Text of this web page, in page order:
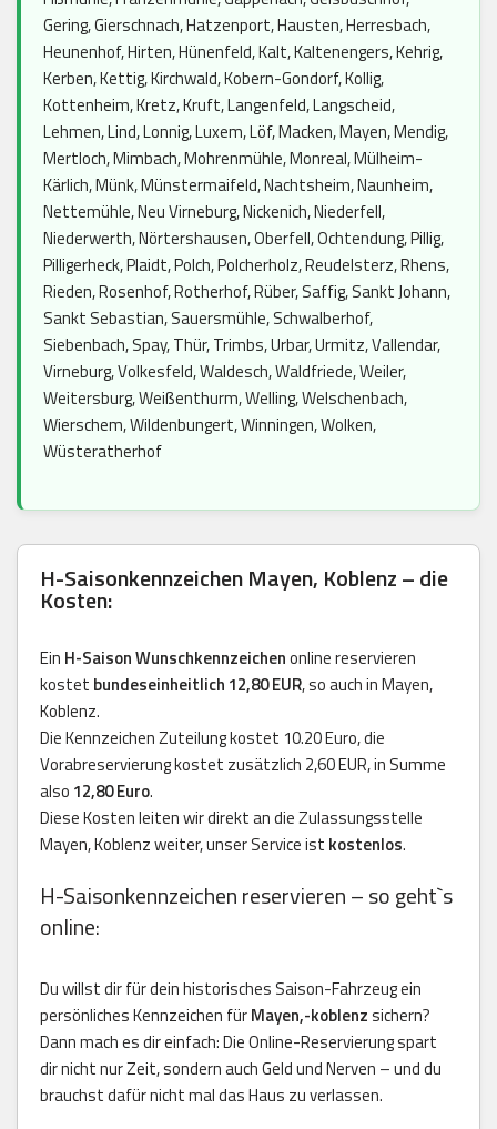
Gering, Gierschnach, Hatzenport, Hausten, Herresbach,
Heunenhof, Hirten, Hünenfeld, Kalt, Kaltenengers, Kehrig,
Kerben, Kettig, Kirchwald, Kobern-Gondorf, Kollig,
Kottenheim, Kretz, Kruft, Langenfeld, Langscheid,
Lehmen, Lind, Lonnig, Luxem, Löf, Macken, Mayen, Mendig,
Mertloch, Mimbach, Mohrenmühle, Monreal, Mülheim-
Kärlich, Münk, Münstermaifeld, Nachtsheim, Naunheim,
Nettemühle, Neu Virneburg, Nickenich, Niederfell,
Niederwerth, Nörtershausen, Oberfell, Ochtendung, Pillig,
Pilligerheck, Plaidt, Polch, Polcherholz, Reudelsterz, Rhens,
Rieden, Rosenhof, Rotherhof, Rüber, Saffig, Sankt Johann,
Sankt Sebastian, Sauersmühle, Schwalberhof,
Siebenbach, Spay, Thür, Trimbs, Urbar, Urmitz, Vallendar,
Virneburg, Volkesfeld, Waldesch, Waldfriede, Weiler,
Weitersburg, Weißenthurm, Welling, Welschenbach,
Wierschem, Wildenbungert, Winningen, Wolken,
Wüsteratherhof
H-Saisonkennzeichen Mayen, Koblenz – die
Kosten:
Ein H-Saison Wunschkennzeichenonline reservieren
kostet bundeseinheitlich 12,80 EUR, so auch in Mayen,
Koblenz.
Die Kennzeichen Zuteilung kostet 10.20 Euro, die
Vorabreservierung kostet zusätzlich 2,60 EUR, in Summe
also 12,80 Euro.
Diese Kosten leiten wir direkt an die Zulassungsstelle
Mayen, Koblenz weiter, unser Service ist kostenlos.
H-Saisonkennzeichen reservieren – so geht`s
online:
Du willst dir für dein historisches Saison-Fahrzeug ein
persönliches Kennzeichen fürMayen,-koblenzsichern?
Dann mach es dir einfach: Die Online-Reservierung spart
dir nicht nur Zeit, sondern auch Geld und Nerven – und du
brauchst dafür nicht mal das Haus zu verlassen.